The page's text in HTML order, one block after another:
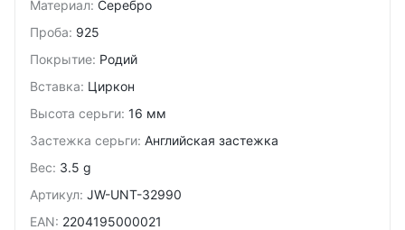
Материал: Серебро
Проба: 925
Покрытие: Родий
Вставка: Циркон
Высота серьги: 16 мм
Застежка серьги: Английская застежка
Вес: 3.5 g
Артикул: JW-UNT-32990
EAN: 2204195000021